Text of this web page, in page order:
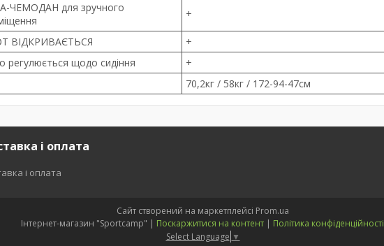
ЧЕМОДАН для зручного
+
ВІДКРИВАЄТЬСЯ
+
регулюється щодо сидіння
+
70,2кг / 58кг / 172-94-47см
і оплата
і оплата
Сайт створений на маркетплейсі Prom.ua
Інтернет-магазин "Sportcamp" | Поскаржитися на контент | Політика конфіденційності
Select Language ▼